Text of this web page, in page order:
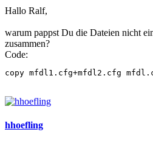
Hallo Ralf,
warum pappst Du die Dateien nicht
zusammen?
Code:
copy mfdl1.cfg+mfdl2.cfg
hhoefling